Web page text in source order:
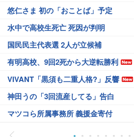
悠仁さま 初の「おことば」予定
水中で高校生死亡 死因が判明
国民民主代表選 2人が立候補
有明高校、9回2死から大逆転勝利
VIVANT「黒須も二重人格?」反響
神田うの「3回流産してる」告白
マツコら所属事務所 義援金寄付